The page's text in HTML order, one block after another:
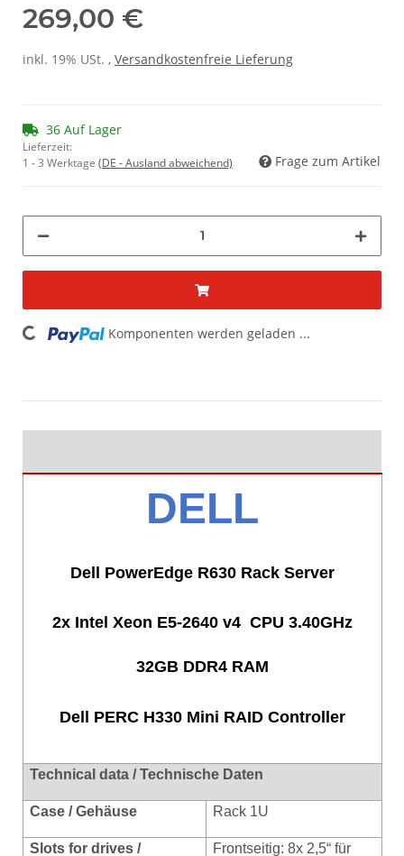
269,00 €
inkl. 19% USt. , Versandkostenfreie Lieferung
36 Auf Lager
Lieferzeit:
1 - 3 Werktage (DE - Ausland abweichend) Frage zum Artikel
Loading... Komponenten werden geladen ...
DELL
Dell PowerEdge R630 Rack Server
2x Intel Xeon E5-2640 v4 CPU 3.40GHz
32GB DDR4 RAM
Dell PERC H330 Mini RAID Controller
Technical data / Technische Daten
Case / Gehäuse Rack 1U
Slots for drives /
Frontseitig: 8x 2,5“ für